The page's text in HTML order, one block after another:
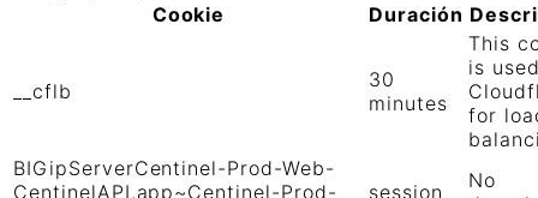
Cookie
Duración
__cflb
30
minutes
This
is
for
BIGipServerCentinel-Prod-Web-
CentinelAPI.app~Centinel-Prod-
session
No